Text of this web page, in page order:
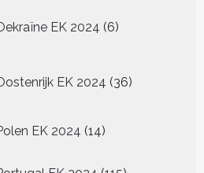
EK 2024 6
producten
EK 2024 36
producten
EK 2024 1414
115